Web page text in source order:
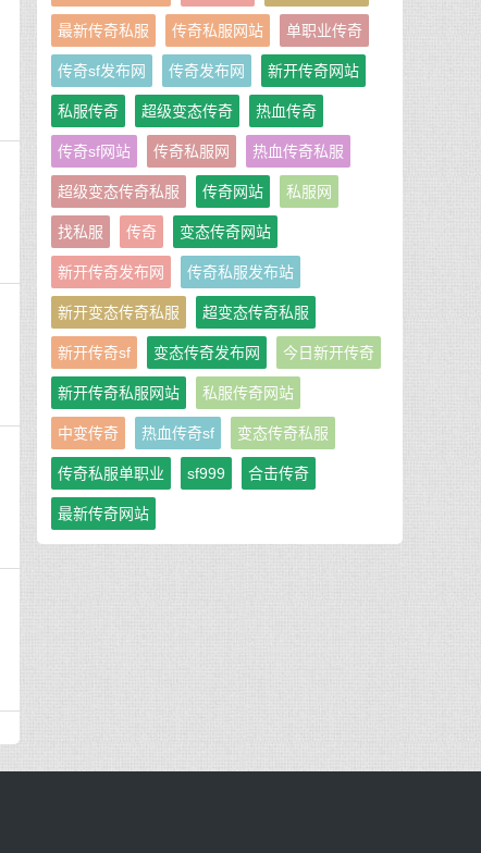
最新传奇私服 传奇私服网站 单职业传奇
传奇sf发布网 传奇发布网 新开传奇网站
私服传奇 超级变态传奇 热血传奇
传奇sf网站 传奇私服网 热血传奇私服
超级变态传奇私服 传奇网站 私服网
找私服 传奇 变态传奇网站
新开传奇发布网 传奇私服发布站
新开变态传奇私服 超变态传奇私服
新开传奇sf 变态传奇发布网 今日新开传奇
新开传奇私服网站 私服传奇网站
中变传奇 热血传奇sf 变态传奇私服
传奇私服单职业 sf999 合击传奇
最新传奇网站